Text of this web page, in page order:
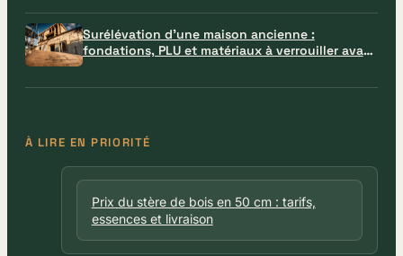
Surélévation d’une maison ancienne :
fondations, PLU et matériaux à verrouiller avant
le chantier
À LIRE EN PRIORITÉ
Prix du stère de bois en 50 cm : tarifs,
essences et livraison